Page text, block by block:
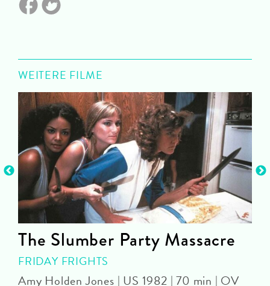
WEITERE FILME
The Slumber Party Massacre
FRIDAY FRIGHTS
Amy Holden Jones | US 1982 | 70 min | OV